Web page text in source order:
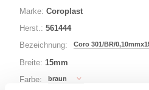
Marke: Coroplast
Herst.: 561444
Bezeichnung:
Coro 301/BR/
Breite: 15mm
Farbe:
braun